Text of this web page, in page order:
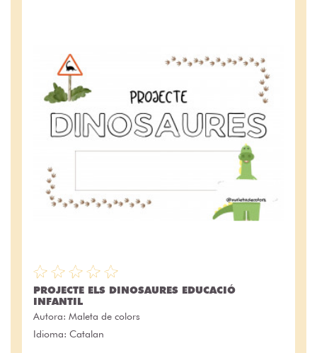
PROJECTE ELS DINOSAURES EDUCACIÓ
INFANTIL
Autora: Maleta de colors
Idioma: Catalan